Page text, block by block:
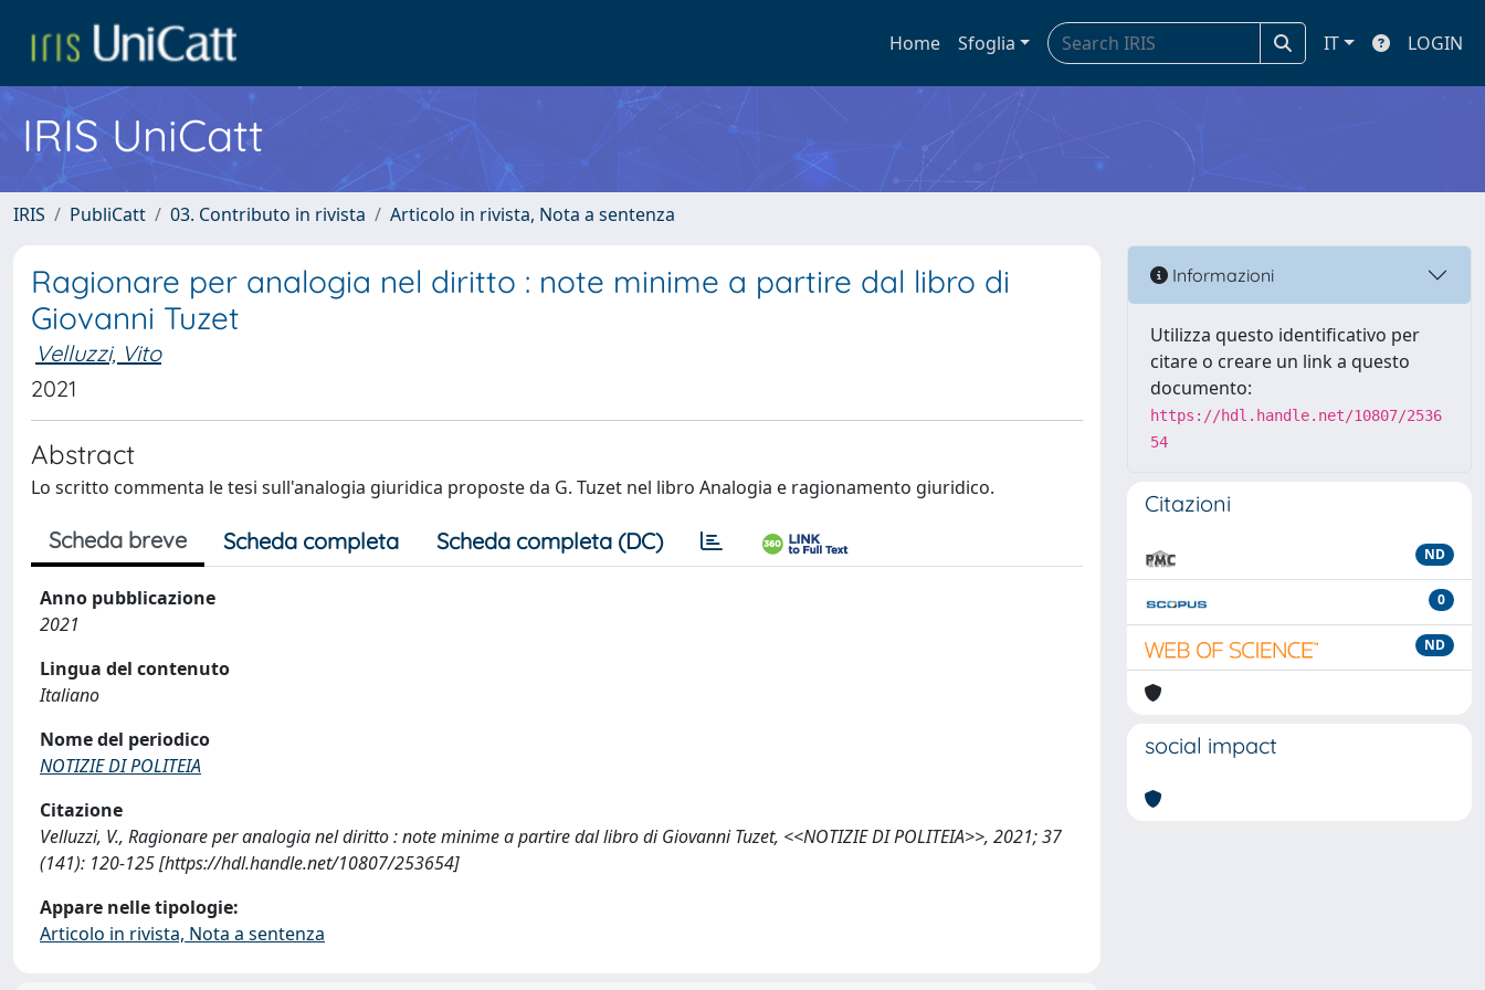
Home Sfoglia IT LOGIN
IRIS UniCatt
IRIS PubliCatt 03. Contributo in rivista Articolo in rivista, Nota a sentenza
Ragionare per analogia nel diritto : note minime a partire dal libro di
Giovanni Tuzet
Velluzzi, Vito
2021
Abstract
Lo scritto commenta le tesi sull'analogia giuridica proposte da G. Tuzet nel libro Analogia e ragionamento giuridico.
Scheda breve Scheda completa Scheda completa (DC)
Anno pubblicazione
2021
Lingua del contenuto
Italiano
Nome del periodico
NOTIZIE DI POLITEIA
Citazione
Velluzzi, V., Ragionare per analogia nel diritto : note minime a partire dal libro di Giovanni Tuzet, <<NOTIZIE DI POLITEIA>>, 2021; 37
(141): 120-125 [https://hdl.handle.net/10807/253654]
Appare nelle tipologie:
Articolo in rivista, Nota a sentenza
Informazioni
Utilizza questo identificativo per
citare o creare un link a questo
documento:
https://hdl.handle.net/10807/2536
54
Citazioni
ND
0
ND
social impact